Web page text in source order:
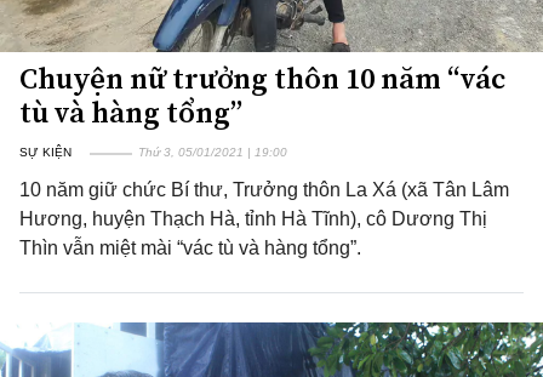
Chuyện nữ trưởng thôn 10 năm “vác
tù và hàng tổng”
SỰ KIỆN Thứ 3, 05/01/2021 | 19:00
10 năm giữ chức Bí thư, Trưởng thôn La Xá (xã Tân Lâm
Hương, huyện Thạch Hà, tỉnh Hà Tĩnh), cô Dương Thị
Thìn vẫn miệt mài “vác tù và hàng tổng”.